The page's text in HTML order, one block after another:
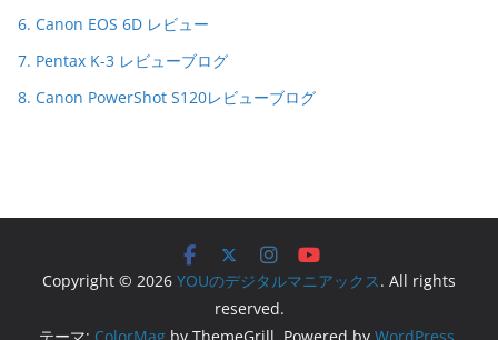
6. Canon EOS 6D レビュー
7. Pentax K-3 レビューブログ
8. Canon PowerShot S120レビューブログ
Copyright © 2026 YOUのデジタルマニアックス. All rights
reserved.